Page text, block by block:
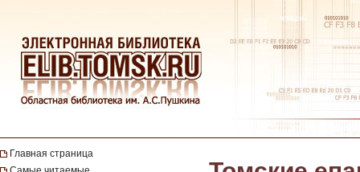
Главная страница